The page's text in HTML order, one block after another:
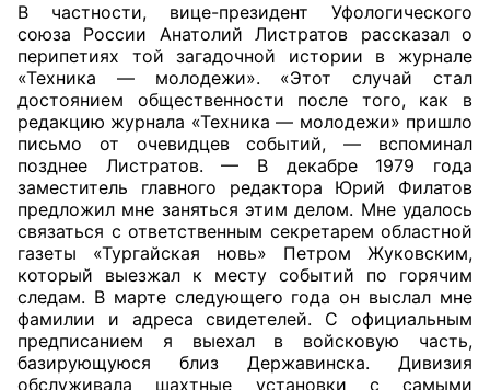
В частности, вице-президент Уфологического
союза России Анатолий Листратов рассказал о
перипетиях той загадочной истории в журнале
«Техника — молодежи». «Этот случай стал
достоянием общественности после того, как в
редакцию журнала «Техника — молодежи» пришло
письмо от очевидцев событий, — вспоминал
позднее Листратов. — В декабре 1979 года
заместитель главного редактора Юрий Филатов
предложил мне заняться этим делом. Мне удалось
связаться с ответственным секретарем областной
газеты «Тургайская новь» Петром Жуковским,
который выезжал к месту событий по горячим
следам. В марте следующего года он выслал мне
фамилии и адреса свидетелей. С официальным
предписанием я выехал в войсковую часть,
базирующуюся близ Державинска. Дивизия
обслуживала шахтные установки с самыми